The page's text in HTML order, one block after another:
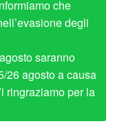
child
child
che
degli
saranno
26 agosto a causa
ringraziamo per la